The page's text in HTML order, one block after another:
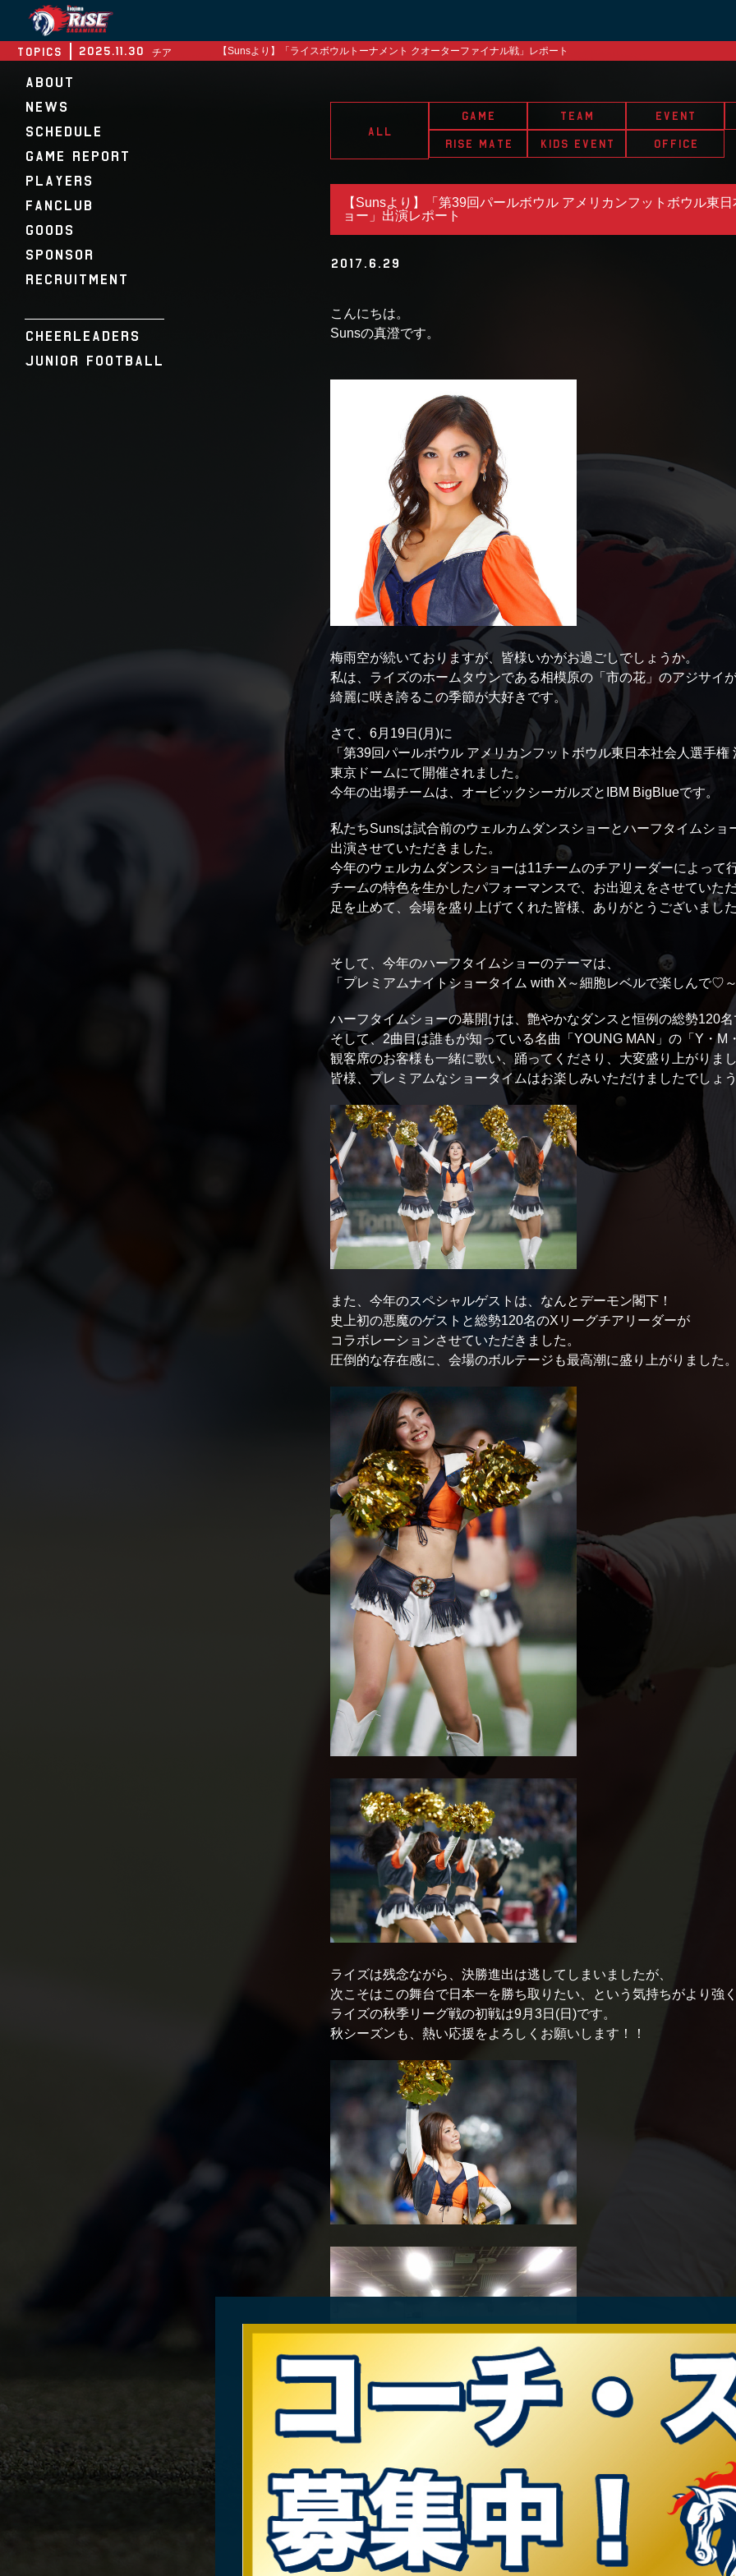
TOPICS 2025.11.30 チア 【Sunsより】「ライスボウルトーナメント クオーターファイナル戦」レポート
【2025秋季リーグ戦 第6節】オービック シーガルズ戦のイベント情報
2025.11.02 【2025秋季リーグ戦 第5節 ゲームMVP】オール三菱ライオンズ戦
ABOUT
NEWS
SCHEDULE
GAME REPORT
PLAYERS
FANCLUB
GOODS
SPONSOR
RECRUITMENT
CHEERLEADERS
JUNIOR FOOTBALL
ALL
GAME TEAM EVENT
RISE MATE KIDS EVENT OFFICE
【Sunsより】「第39回パールボウル アメリカンフットボウル東
ョー」出演レポート
2017.6.29
こんにちは。
Sunsの真澄です。
梅雨空が続いておりますが、皆様いかがお過ごしでしょうか。
私は、ライズのホームタウンである相模原の「市の花」のアジサイ
綺麗に咲き誇るこの季節が大好きです。
さて、6月19日(月)に
「第39回パールボウル アメリカンフットボウル東日本社会人選手権
東京ドームにて開催されました。
今年の出場チームは、オービックシーガルズとIBM BigBlueです。
私たちSunsは試合前のウェルカムダンスショーとハーフタイムショ
出演させていただきました。
今年のウェルカムダンスショーは11チームのチアリーダーによって
チームの特色を生かしたパフォーマンスで、お出迎えをさせていた
足を止めて、会場を盛り上げてくれた皆様、ありがとうございまし
そして、今年のハーフタイムショーのテーマは、
「プレミアムナイトショータイム with X～細胞レベルで楽しんで♡
ハーフタイムショーの幕開けは、艶やかなダンスと恒例の総勢120
そして、2曲目は誰もが知っている名曲「YOUNG MAN」の「Y・M
観客席のお客様も一緒に歌い、踊ってくださり、大変盛り上がりま
皆様、プレミアムなショータイムはお楽しみいただけましたでしょ
また、今年のスペシャルゲストは、なんとデーモン閣下！
史上初の悪魔のゲストと総勢120名のXリーグチアリーダーが
コラボレーションさせていただきました。
圧倒的な存在感に、会場のボルテージも最高潮に盛り上がりました
ライズは残念ながら、決勝進出は逃してしまいましたが、
次こそはこの舞台で日本一を勝ち取りたい、という気持ちがより強
ライズの秋季リーグ戦の初戦は9月3日(日)です。
秋シーズンも、熱い応援をよろしくお願いします！！
Prev.【レポート】きずく×きずくアウトリーチスポーツプログラムに参加しま
Next.
【イベント情報】相模原市社会を明るくする運動街頭啓発キャンペーンに